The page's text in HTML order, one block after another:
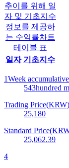
추이를 위해 일
자 및 기초지수
정보를 제공하
는 수익률차트
테이블 표
일자 기초지수
1Week
543hundred
Trading Price(KRW)
25,180
Standard
25,062.39
4